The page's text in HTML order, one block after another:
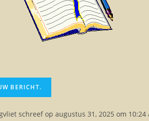
schreef op augustus 31, 2025 om 10:24